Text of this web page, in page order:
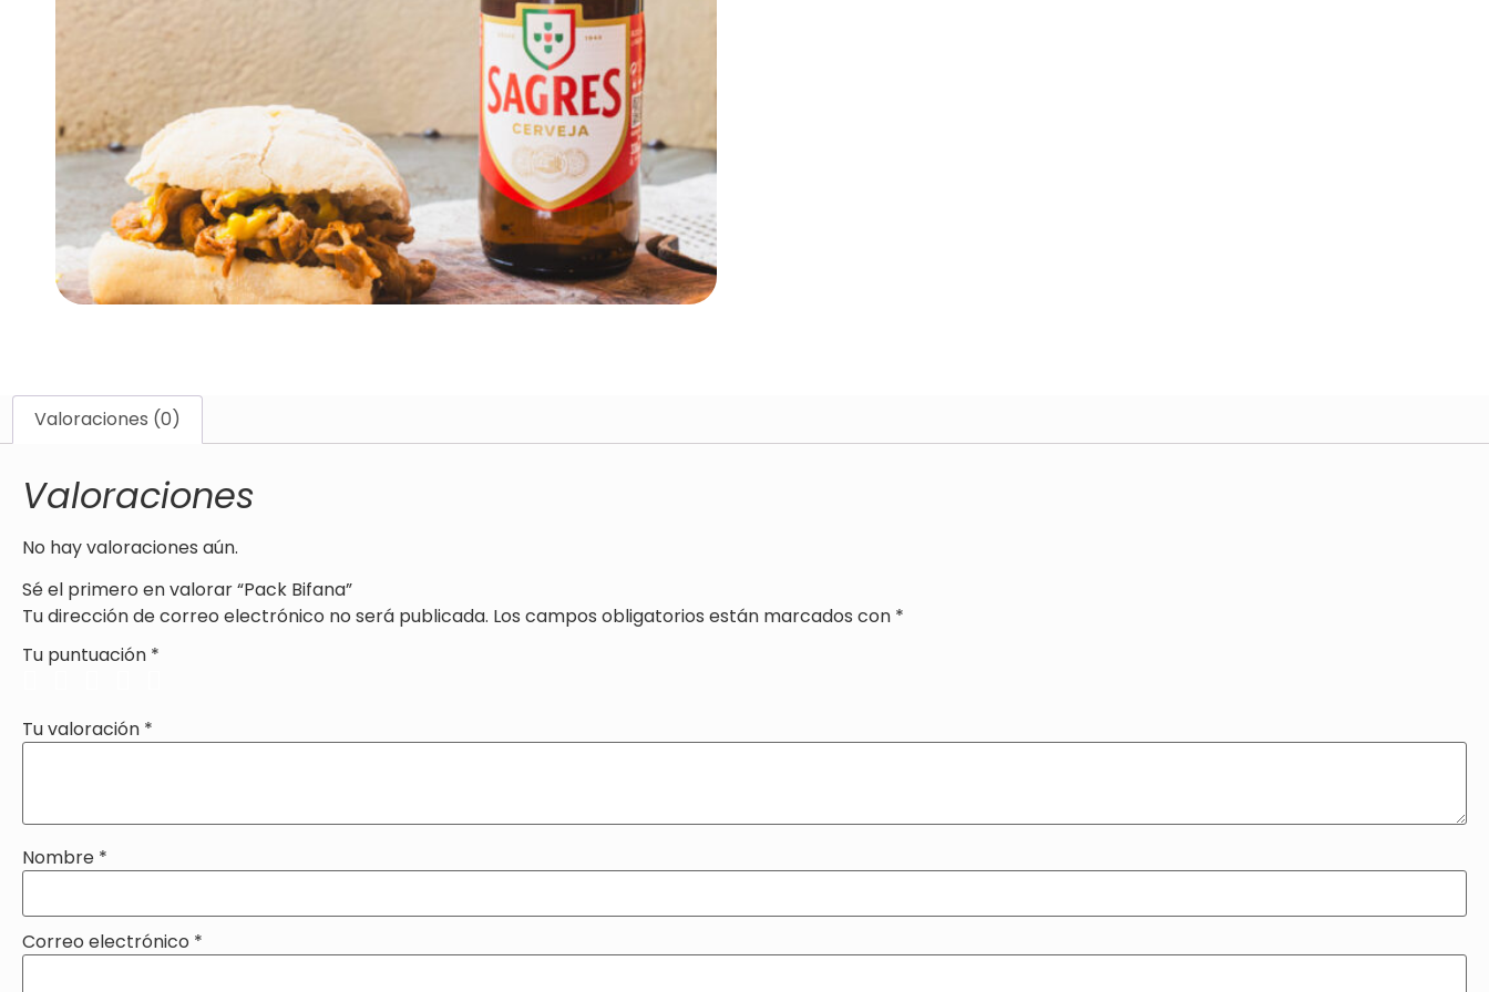
Valoraciones (0)
Valoraciones
No hay valoraciones aún.
Sé el primero en valorar “Pack Bifana”
Tu dirección de correo electrónico no será publicada. Los campos obligatorios están marcados con *
Tu puntuación *
Tu valoración *
Nombre *
Correo electrónico *